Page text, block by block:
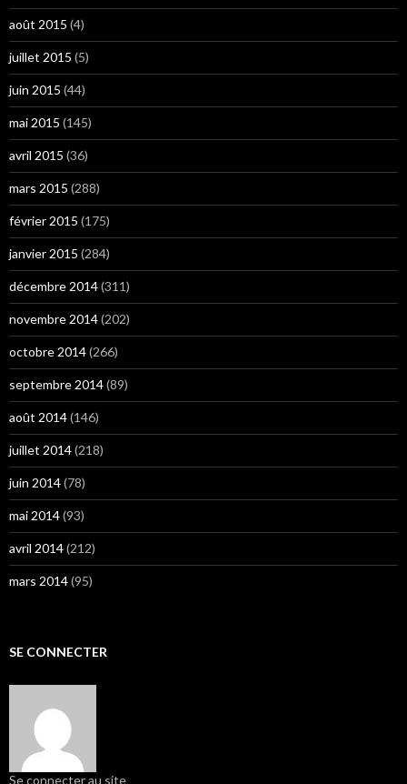
août 2015 (4)
juillet 2015 (5)
juin 2015 (44)
mai 2015 (145)
avril 2015 (36)
mars 2015 (288)
février 2015 (175)
janvier 2015 (284)
décembre 2014(311)
novembre 2014(202)
octobre 2014(266)
septembre 2014(89)
août 2014(146)
juillet 2014(218)
juin 2014(78)
mai 2014(93)
avril 2014(212)
mars 2014(95)
SE CONNECTER
Se connecter au site